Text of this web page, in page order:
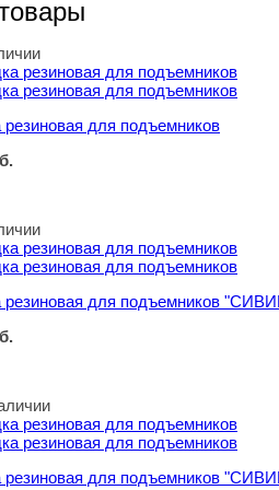
резиновая для подъемников
резиновая для подъемников
резиновая для подъемников
резиновая для подъемников
резиновая для подъемников
резиновая для подъемников